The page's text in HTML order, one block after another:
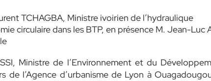
TCHAGBA, Ministre ivoirien de l’hydraulique
circulaire dans les BTP, en présence M. Jean-Luc
Ministre de l’Environnement et du
de l’Agence d’urbanisme de Lyon à